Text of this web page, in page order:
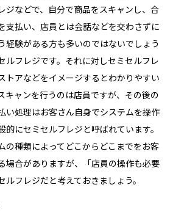
ジなどで、自分で商品をスキャンし、合
支払い、店員とは会話などを交わさずに
経験がある方も多いのではないでしょう
ルフレジです。それに対しセミセルフレ
トアなどをイメージするとわかりやすい
キャンを行うのは店員ですが、その後の
い処理はお客さん自身でシステムを操作
的にセミセルフレジと呼ばれています。
の種類によってどこからどこまでをお客
場合がありますが、「店員の操作も必要
フレジだと考えておきましょう。